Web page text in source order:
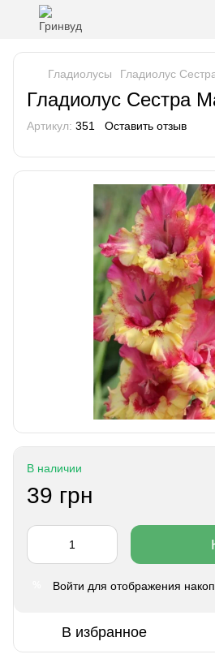
Гладиолусы Гладиолус
Гладиолус Сестра
Артикул: 351 Оставить отзыв
В наличии
39 грн
Войти для отображения
В избранное